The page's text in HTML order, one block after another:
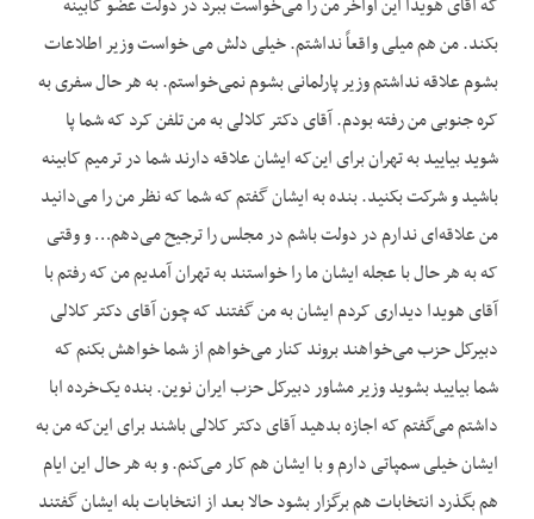
بکند. من هم میلی واقعاً نداشتم. خیلی دلش می خواست وزیر اطلاعات
بشوم علاقه نداشتم وزیر پارلمانی بشوم نمی‌خواستم. به هر حال سفری به
کره جنوبی من رفته بودم. آقای دکتر کلالی به من تلفن کرد که شما پا
شوید بیایید به تهران برای این‌که ایشان علاقه دارند شما در ترمیم کابینه
باشید و شرکت بکنید. بنده به ایشان گفتم که شما که نظر من را می‌دانید
من علاقه‌ای ندارم در دولت باشم در مجلس را ترجیح می‌دهم… و وقتی
که به هر حال با عجله ایشان ما را خواستند به تهران آمدیم من که رفتم با
آقای هویدا دیداری کردم ایشان به من گفتند که چون آقای دکتر کلالی
دبیرکل حزب می‌خواهند بروند کنار می‌خواهم از شما خواهش بکنم که
شما بیایید بشوید وزیر مشاور دبیرکل حزب ایران نوین. بنده یک‌خرده ابا
داشتم می‌گفتم که اجازه بدهید آقای دکتر کلالی باشند برای این‌که من به
ایشان خیلی سمپاتی دارم و با ایشان هم کار می‌کنم. و به هر حال این ایام
هم بگذرد انتخابات هم برگزار بشود حالا بعد از انتخابات بله ایشان گفتند